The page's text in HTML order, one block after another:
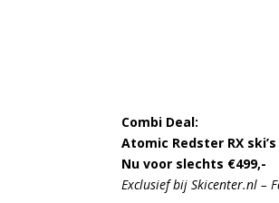
Combi Deal:
Atomic Redster RX
Nu voor slechts €499,-
Exclusief bij Skicenter.nl –